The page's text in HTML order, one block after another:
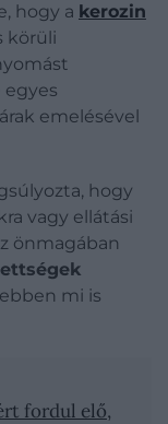
hogy a kerozin
körüli
egyes
emelésével
hogy
vagy ellátási
önmagában
mi is
fordul elő,